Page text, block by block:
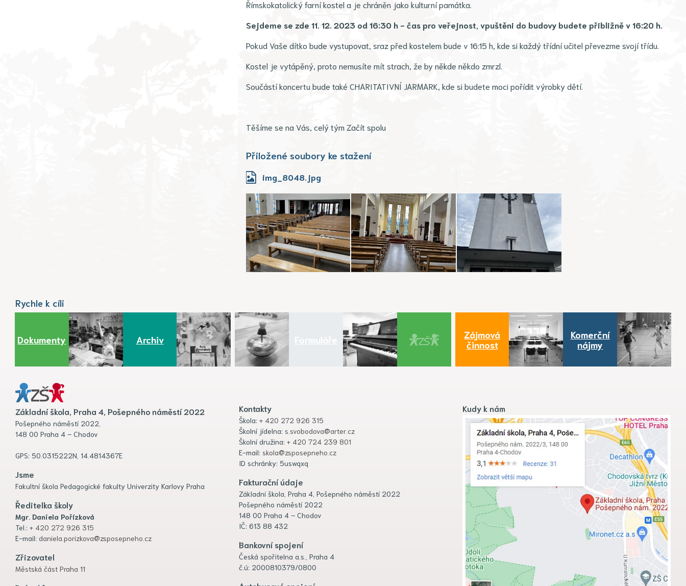
Římskokatolický farní kostel a je chráněn jako kulturní památka.
Sejdeme se zde 11. 12. 2023 od 16:30 h - čas pro veřejnost, vpuštěni do budovy budete přibližně v 16:20 h.
Pokud Vaše dítko bude vystupovat, sraz před kostelem bude v 16:15 h, kde si každý třídní učitel převezme svojí třídu.
Kostel je vytápěný, proto nemusíte mít strach, že by někde někdo zmrzl.
Součástí koncertu bude také CHARITATIVNÍ JARMARK, kde si budete moci pořídit výrobky dětí.
Těšíme se na Vás, celý tým Začít spolu
Přiložené soubory ke stažení
img_8048.jpg
Rychle k cíli
Dokumenty Archiv
Zájmová
činnost
Komerční
nájmy
Základní škola, Praha 4, Pošepného náměstí 2022
Pošepného náměstí 2022,
148 00 Praha 4 – Chodov
GPS: 50.0315222N, 14.4814367E
Jsme
Fakultní škola Pedagogické fakulty Univerzity Karlovy Praha
Ředitelka školy
Mgr. Daniela Pořízková
Tel.: + 420 272 926 315
E-mail: daniela.porizkova@zsposepneho.cz
Zřizovatel
Městská část Praha 11
Kontakty
Škola: + 420 272 926 315
Školní jídelna: s.svobodova@arter.cz
Školní družina: + 420 724 239 801
E-mail: skola@zsposepneho.cz
ID schránky: 5uswqxq
Fakturační údaje
Základní škola, Praha 4, Pošepného náměstí 2022
Pošepného náměstí 2022
148 00 Praha 4 – Chodov
IČ: 613 88 432
Bankovní spojení
Česká spořitelna a.s., Praha 4
č.ú: 2000810379/0800
Kudy k nám